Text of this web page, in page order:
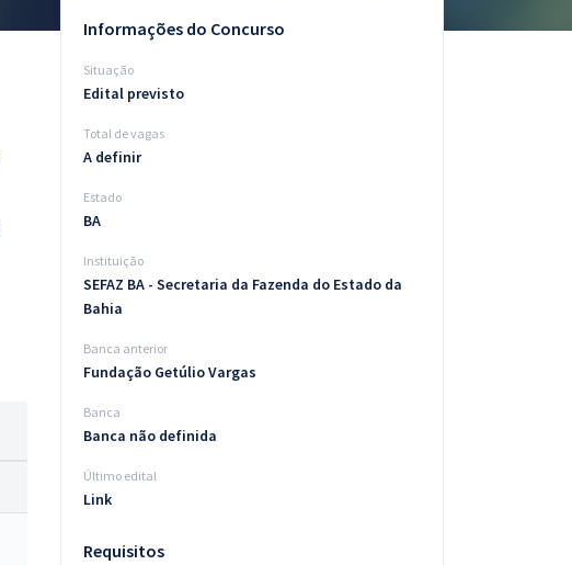
Informações do Concurso
Situação
Edital previsto
Total de vagas
A definir
Estado
BA
Instituição
SEFAZ BA - Secretaria da Fazenda do Estado da
Bahia
Banca anterior
Fundação Getúlio Vargas
Banca
Banca não definida
Último edital
Link
Requisitos